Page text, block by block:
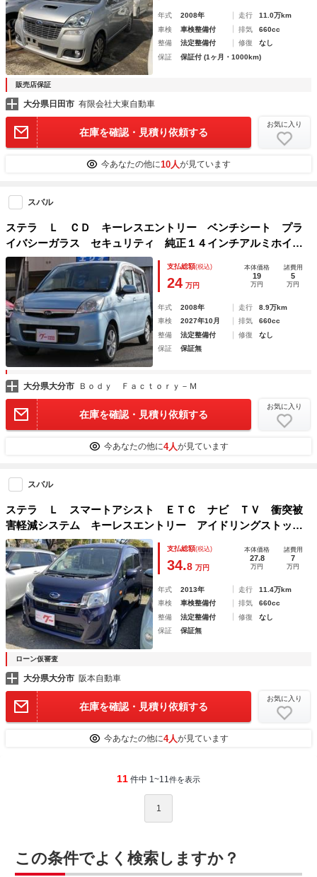
年式 2008年 走行
11.0万km
車検
車検整備付 排気
660cc
整備
法定整備付 修復
なし
保証
保証付 (1ヶ月・1000km)
販売店保証
大分県日田市 有限会社大東自動車
在庫を確認・見積り依頼する
お気に入り
今あなたの他に10人が見ています
スバル
ステラ Ｌ ＣＤ キーレスエントリー ベンチシート プラ
イバシーガラス セキュリティ 純正１４インチアルミホイー
ル パワーウィンドウ
支払総額(税込)
24 万円
本体価格
19
万円
諸費用
5
万円
年式 2008年 走行
8.9万km
車検
2027年10月 排気
660cc
整備
法定整備付 修復
なし
保証
保証無
大分県大分市 Ｂｏｄｙ Ｆａｃｔｏｒｙ－Ｍ
在庫を確認・見積り依頼する
お気に入り
今あなたの他に4人が見ています
スバル
ステラ Ｌ スマートアシスト ＥＴＣ ナビ ＴＶ 衝突被
害軽減システム キーレスエントリー アイドリングストッ
プ 電動格納ミラー ベンチシート ＣＶＴ 盗難防止システ
ム ＡＢＳ ＥＳＣ アルミホイール 衝突安全ボディ エア
コン
支払総額(税込)
34.8 万円
本体価格
27.8
万円
諸費用
7
万円
年式 2013年 走行
11.4万km
車検
車検整備付 排気
660cc
整備
法定整備付 修復
なし
保証
保証無
ローン仮審査
大分県大分市 阪本自動車
在庫を確認・見積り依頼する
お気に入り
今あなたの他に4人が見ています
11 件中 1~11件を表示
1
この条件でよく検索しますか？